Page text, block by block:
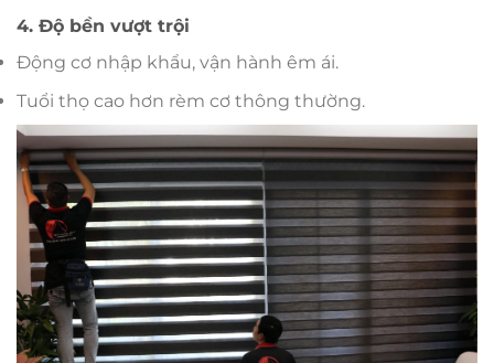
4. Độ bền vượt trội
Động cơ nhập khẩu, vận hành êm ái.
Tuổi thọ cao hơn rèm cơ thông thường.